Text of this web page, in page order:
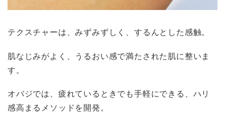
テクスチャーは、みずみずしく、するんとした感触。
肌なじみがよく、うるおい感で満たされた肌に整いま
す。
オバジでは、疲れているときでも手軽にできる、ハリ
感高まるメソッドを開発。